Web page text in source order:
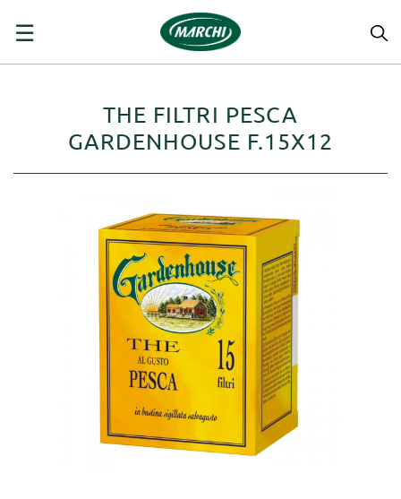
navigazione
☰
THE FILTRI PESCA
GARDENHOUSE F.15X12